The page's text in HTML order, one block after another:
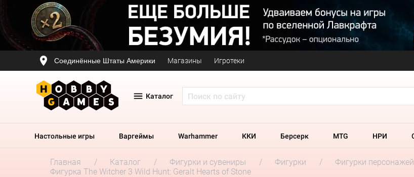
Соединённые Штаты Америки Магазины Игротеки
Каталог
Настольные игры Варгеймы Warhammer ККИ Берсерк MTG НРИ
Главная Каталог Фигурки и сувениры Фигурки Фигурки персонажей
Фигурка The Witcher 3 Wild Hunt: Geralt Hearts of Stone